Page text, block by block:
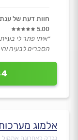
חוות דעת של ענת
5.00
״איתי פתר לי
הסברים לבעיה
אלמוג
נבדק לאחרונה אתמול